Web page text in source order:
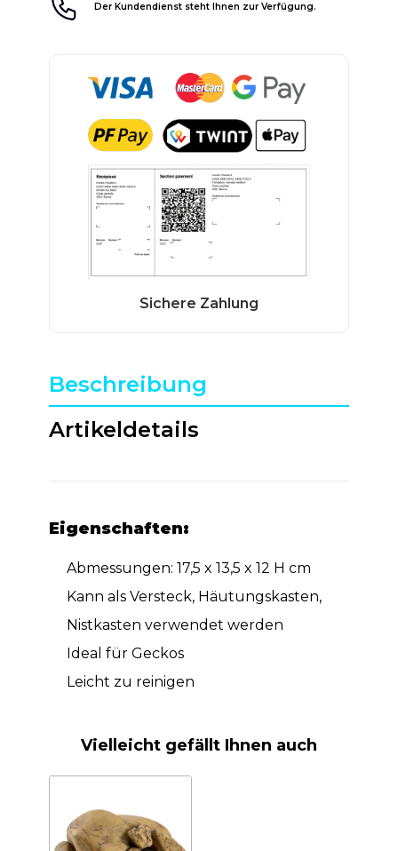
Der Kundendienst steht Ihnen zur Verfügung.
Beschreibung
Artikeldetails
Eigenschaften:
Abmessungen: 17,5 x 13,5 x 12 H cm
Kann als Versteck, Häutungskasten,
Nistkasten verwendet werden
Ideal für Geckos
Leicht zu reinigen
Vielleicht gefällt Ihnen auch